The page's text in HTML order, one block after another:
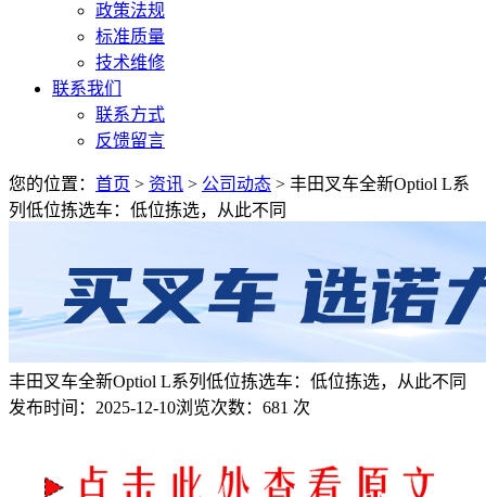
政策法规
标准质量
技术维修
联系我们
联系方式
反馈留言
您的位置： 首页 > 资讯 > 公司动态 > 丰田叉车全新Optiol L系
列低位拣选车：低位拣选，从此不同
丰田叉车全新Optiol L系列低位拣选车：低位拣选，从此不同
发布时间： 2025-12-10浏览次数： 681 次